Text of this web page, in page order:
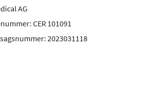
AG
CER 101091
2023031118